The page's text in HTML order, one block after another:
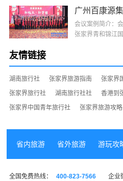
会议案例简介：
张家界青和锦江
友情链接
湖南旅行社 张家界旅游指南 张家界
张家界旅行社
湖南旅行社社 香港到
张家界中国青年旅行社
张家界旅游攻略
省内旅游 省外旅游 游玩攻
全国免费热线： 400-823-7566 企业